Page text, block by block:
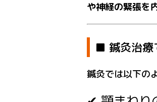
や神経の緊張を
■ 鍼灸治療
鍼灸では以下の